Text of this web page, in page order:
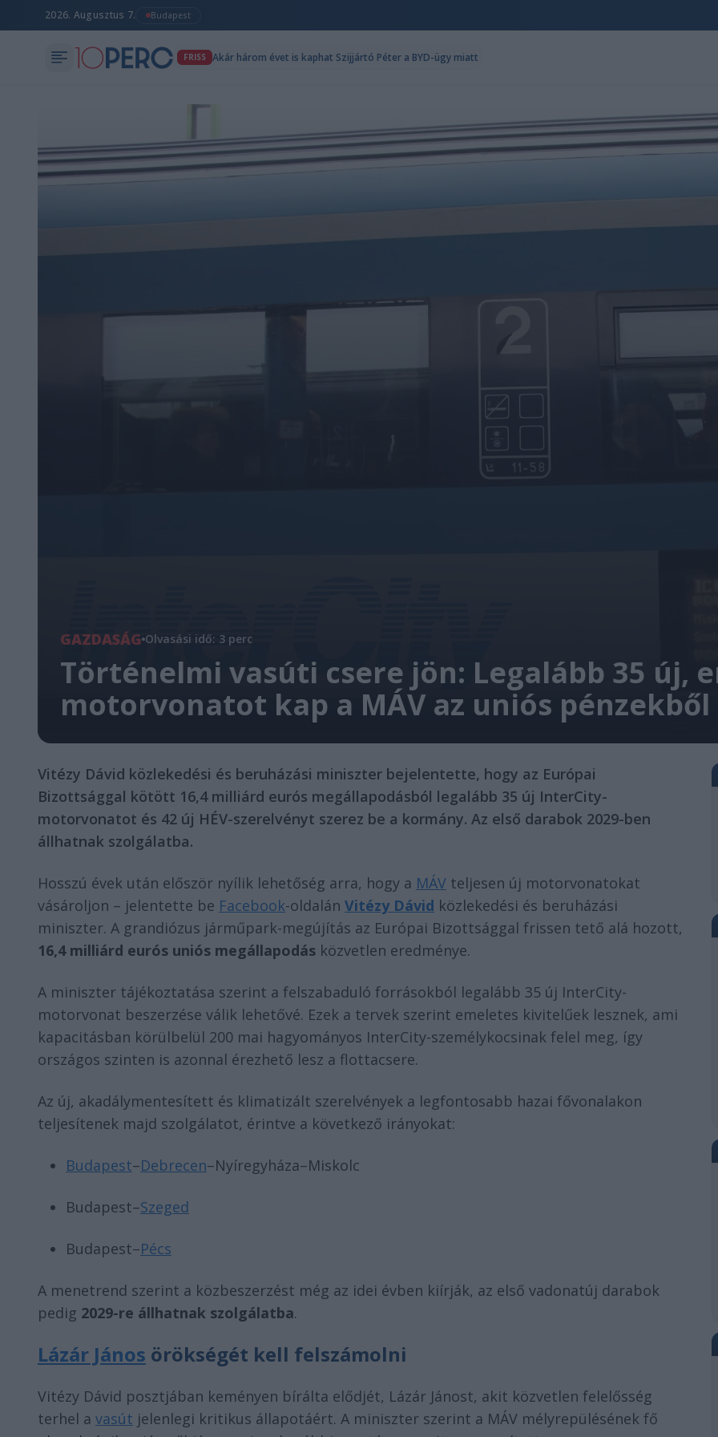
2026. Augusztus 7. Budapest
FRISS Akár három évet is kaphat Szijjártó Péter a BYD-ügy miatt
GAZDASÁG Olvasási idő: 3 perc
Történelmi vasúti csere jön: Legalább 35 új,
motorvonatot kap a MÁV az uniós pénzekből
Vitézy Dávid közlekedési és beruházási miniszter bejelentette, hogy az Európai
Bizottsággal kötött 16,4 milliárd eurós megállapodásból legalább 35 új InterCity-
motorvonatot és 42 új HÉV-szerelvényt szerez be a kormány. Az első darabok 2029-ben
állhatnak szolgálatba.
Hosszú évek után először nyílik lehetőség arra, hogy a MÁV teljesen új motorvonatokat
vásároljon – jelentette be Facebook-oldalán Vitézy Dávid közlekedési és beruházási
miniszter. A grandiózus járműpark-megújítás az Európai Bizottsággal frissen tető alá hozott,
16,4 milliárd eurós uniós megállapodás közvetlen eredménye.
A miniszter tájékoztatása szerint a felszabaduló forrásokból legalább 35 új InterCity-
motorvonat beszerzése válik lehetővé. Ezek a tervek szerint emeletes kivitelűek lesznek, ami
kapacitásban körülbelül 200 mai hagyományos InterCity-személykocsinak felel meg, így
országos szinten is azonnal érezhető lesz a flottacsere.
Az új, akadálymentesített és klimatizált szerelvények a legfontosabb hazai fővonalakon
teljesítenek majd szolgálatot, érintve a következő irányokat:
Budapest–Debrecen–Nyíregyháza–Miskolc
Budapest–Szeged
Budapest–Pécs
A menetrend szerint a közbeszerzést még az idei évben kiírják, az első vadonatúj darabok
pedig 2029-re állhatnak szolgálatba.
Lázár János örökségét kell felszámolni
Vitézy Dávid posztjában keményen bírálta elődjét, Lázár Jánost, akit közvetlen felelősség
terhel a vasút jelenlegi kritikus állapotáért. A miniszter szerint a MÁV mélyrepülésének fő